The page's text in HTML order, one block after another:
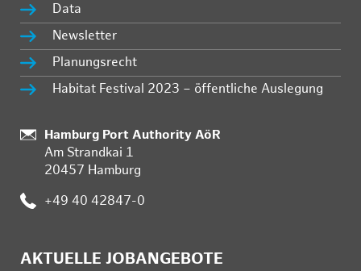
Data
Newsletter
Planungsrecht
Habitat Festival 2023 – öffentliche Auslegung
:
Hamburg Port Authority AöR
Am Strandkai 1
20457 Hamburg
: +49 40 42847-0
AKTUELLE JOBANGEBOTE